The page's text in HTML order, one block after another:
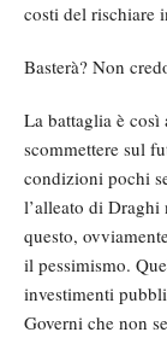
costi del rischiare
Basterà? Non
La battaglia è
scommettere sul
condizioni pochi
l’alleato di Draghi
questo,
il pessimismo.
investimenti
Governi che non